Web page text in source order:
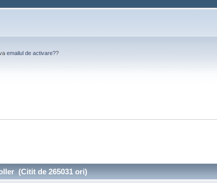
emailul de activare??
(Citit de 265031 ori)